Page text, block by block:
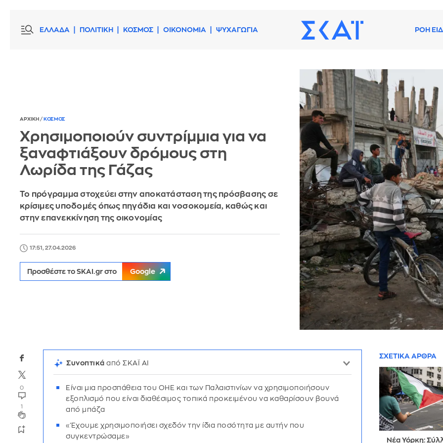
ΕΛΛΑΔΑ ΠΟΛΙΤΙΚΗ ΚΟΣΜΟΣ ΟΙΚΟΝΟΜΙΑ ΨΥΧΑΓΩΓΙΑ ΡΟΗ
ΑΡΧΙΚΗ / ΚΟΣΜΟΣ
Xρησιμοποιούν συντρίμμια για να
ξαναφτιάξουν δρόμους στη
Λωρίδα της Γάζας
Το πρόγραμμα στοχεύει στην αποκατάσταση της πρόσβασης σε
κρίσιμες υποδομές όπως πηγάδια και νοσοκομεία, καθώς και
στην επανεκκίνηση της οικονομίας
17:51, 27.04.2026
Προσθέστε το SKAI.gr στο Google
0
1
Συνοπτικάαπό ΣΚΑΪ AI
Είναι μια προσπάθεια του ΟΗΕ και των Παλαιστινίων να χρησιμοποιήσουν
εξοπλισμό που είναι διαθέσιμος τοπικά προκειμένου να καθαρίσουν βουνά
από μπάζα
«Έχουμε χρησιμοποιήσει σχεδόν την ίδια ποσότητα με αυτήν που
συγκεντρώσαμε»
ΣΧΕΤΙΚΑ ΑΡΘΡΑ
Νέα Υόρκη: